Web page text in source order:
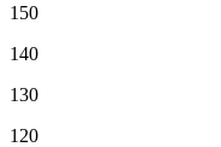
150
140
130
120